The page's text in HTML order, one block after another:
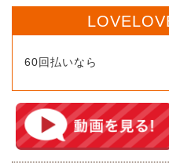
60回払いなら